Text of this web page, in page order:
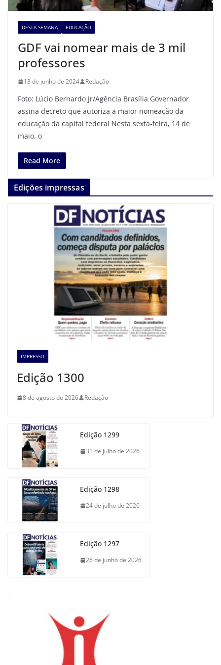
DESTA SEMANA EDUCAÇÃO
GDF vai nomear mais de 3 mil
professores
13 de junho de 2024 Redação
Foto: Lúcio Bernardo Jr/Agência Brasília Governador
assina decreto que autoriza a maior nomeação da
educação da capital federal Nesta sexta-feira, 14 de
maio, o
Read More
Edições impressas
IMPRESSO
Edição 1300
8 de agosto de 2026 Redação
Edição 1299
31 de julho de 2026
Edição 1298
24 de julho de 2026
Edição 1297
26 de junho de 2026